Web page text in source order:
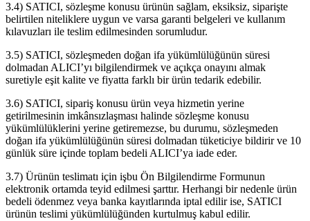
3.4) SATICI, sözleşme konusu ürünün sağlam, eksiksiz, siparişte
belirtilen niteliklere uygun ve varsa garanti belgeleri ve kullanım
kılavuzları ile teslim edilmesinden sorumludur.
3.5) SATICI, sözleşmeden doğan ifa yükümlülüğünün süresi
dolmadan ALICI’yı bilgilendirmek ve açıkça onayını almak
suretiyle eşit kalite ve fiyatta farklı bir ürün tedarik edebilir.
3.6) SATICI, sipariş konusu ürün veya hizmetin yerine
getirilmesinin imkânsızlaşması halinde sözleşme konusu
yükümlülüklerini yerine getiremezse, bu durumu, sözleşmeden
doğan ifa yükümlülüğünün süresi dolmadan tüketiciye bildirir ve 10
günlük süre içinde toplam bedeli ALICI’ya iade eder.
3.7) Ürünün teslimatı için işbu Ön Bilgilendirme Formunun
elektronik ortamda teyid edilmesi şarttır. Herhangi bir nedenle ürün
bedeli ödenmez veya banka kayıtlarında iptal edilir ise, SATICI
ürünün teslimi yükümlülüğünden kurtulmuş kabul edilir.